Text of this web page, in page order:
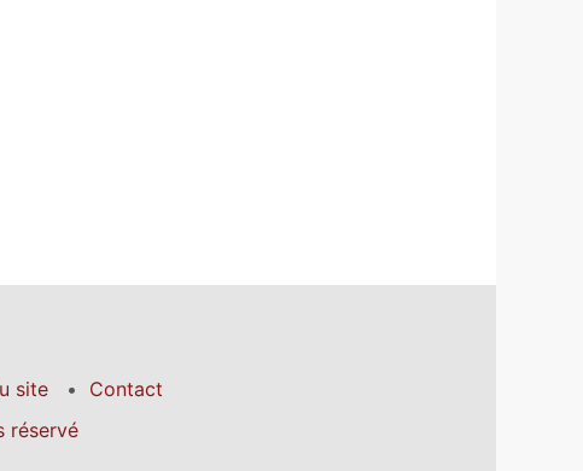
site
Contact
réservé